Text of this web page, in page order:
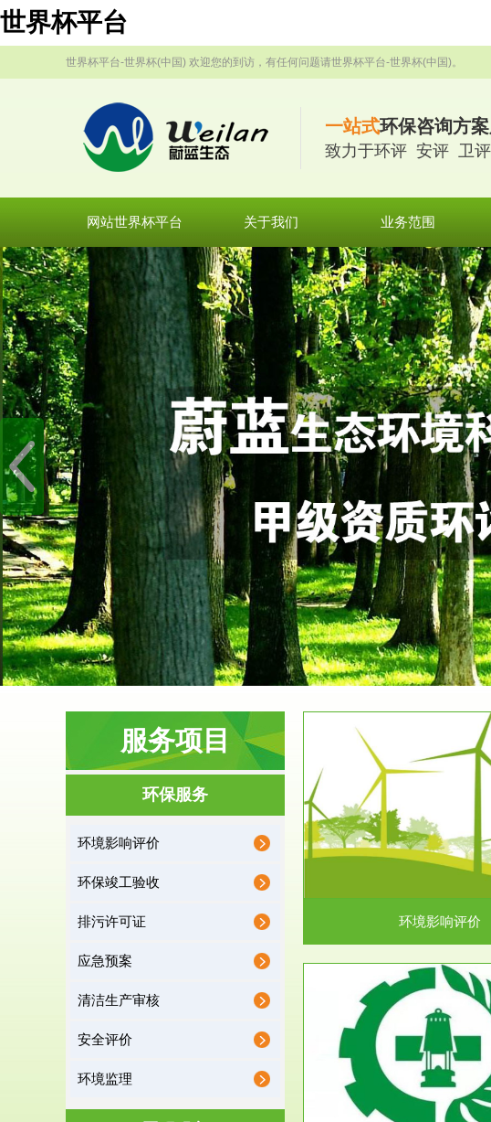
世界杯平台
世界杯平台-世界杯(中国) 欢迎您的到访，有任何问题请世界杯平台-世界杯(中国)。
一站式环保咨询方
致力于环评 安评 卫
网站世界杯平台 关于我们 业务范围
服务项目
环保服务
环境影响评价
环保竣工验收
排污许可证
应急预案
清洁生产审核
安全评价
环境监理
服务范围
环境影响评价
据《中华人民共和国环境保护法》第十九条 编制
有关开发利用规划，建...
环境影响评价
服务范
环保竣工验收
根据《建设项目环境保护管理
制环境影响报告
服务范
清洁生产审
根据《中华人民共和国清洁